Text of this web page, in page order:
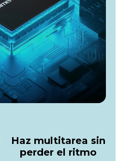
Haz multitarea sin
perder el ritmo